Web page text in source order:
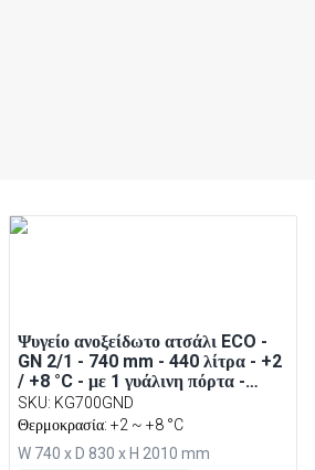
Ψυγείο ανοξείδωτο ατσάλι ECO -
GN 2/1 - 740 mm - 440 λίτρα - +2
/ +8 °C - με 1 γυάλινη πόρτα -
Βεβιασμένης κυκλοφορίας,
Αυτόματη απόψυξη, Ψηφιακός
θερμοστάτης, Κλειδαριά, R290
SKU: KG700GND
Θερμοκρασία: +2 ~ +8 °C
W 740 x D 830 x H 2010 mm